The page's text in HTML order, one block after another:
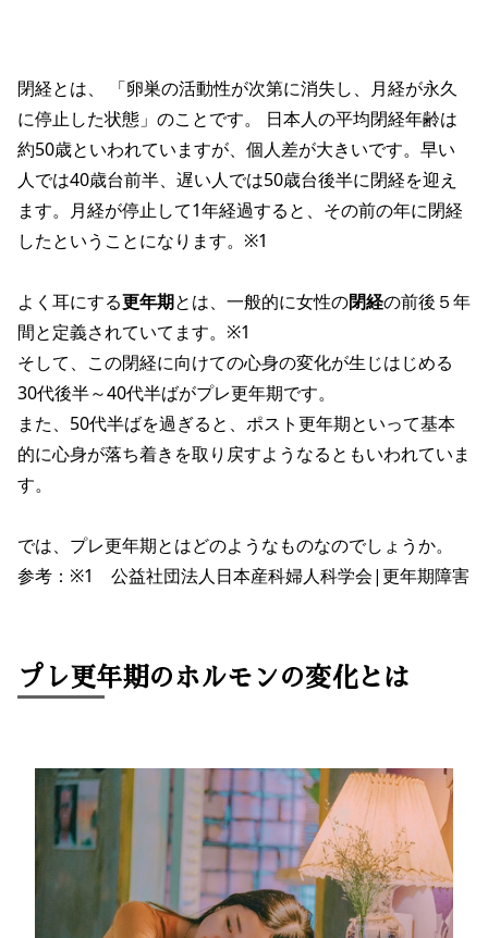
閉経とは、 「卵巣の活動性が次第に消失し、月経が永久
に停止した状態」のことです。 日本人の平均閉経年齢は
約50歳といわれていますが、個人差が大きいです。早い
人では40歳台前半、遅い人では50歳台後半に閉経を迎え
ます。月経が停止して1年経過すると、その前の年に閉経
したということになります。※1
よく耳にする更年期とは、一般的に女性の閉経の前後５年
間と定義されていてます。※1
そして、この閉経に向けての心身の変化が生じはじめる
30代後半～40代半ばがプレ更年期です。
また、50代半ばを過ぎると、ポスト更年期といって基本
的に心身が落ち着きを取り戻すようなるともいわれていま
す。
では、プレ更年期とはどのようなものなのでしょうか。
参考：※1 公益社団法人日本産科婦人科学会|更年期障害
プレ更年期のホルモンの変化とは